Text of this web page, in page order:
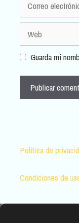
electrónico
Guarda mi
Política de
Condiciones de